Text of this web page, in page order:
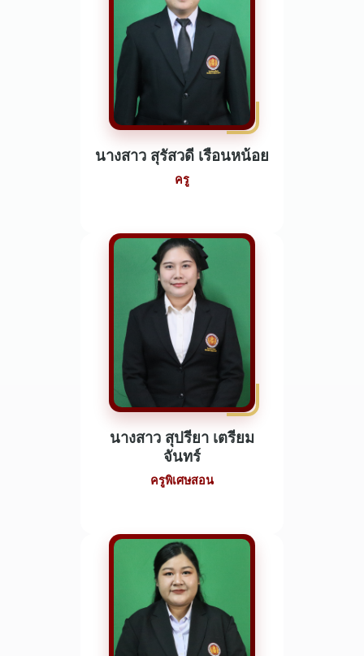
นางสาว สุรัสวดี เรือนหน้อย
ครู
นางสาว สุปรียา เตรียม
จันทร์
ครูพิเศษสอน